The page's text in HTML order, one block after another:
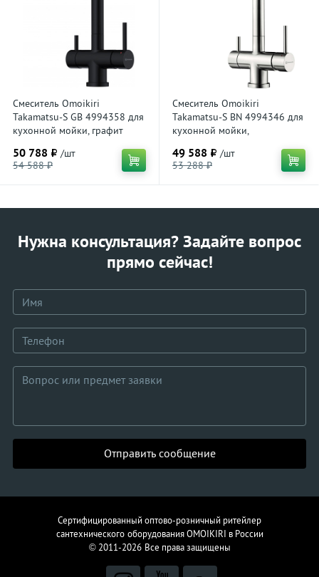
Смеситель Omoikiri
Takamatsu-S GB 4994358 для
кухонной мойки, графит
50 788 ₽ /шт
54 588 ₽
Смеситель Omoikiri
Takamatsu-S BN 4994346 для
кухонной мойки,
49 588 ₽ /шт
53 288 ₽
Нужна консультация? Задайте вопрос
прямо сейчас!
Отправить сообщение
Сертифицированный оптово-розничный ритейлер
сантехнического оборудованияOMOIKIRI в России
© 2011-2026 Все права защищены